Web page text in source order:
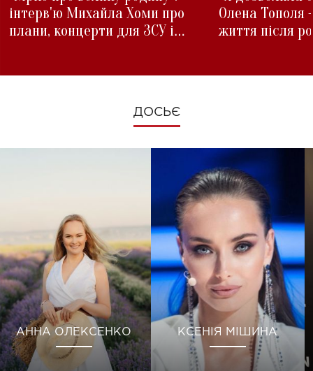
інтерв'ю Михайла Хоми про
плани, концерти для ЗСУ і
Олена Тополя
життя після
ДОСЬЄ
АННА ОЛЕКСЕНКО КСЕНІЯ МІШИНА